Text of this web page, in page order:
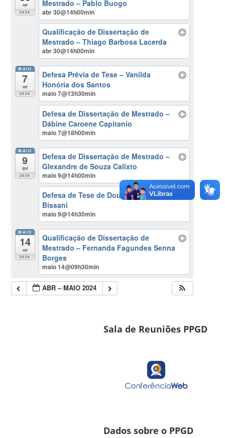
ter
2024
Mestrado – Pablo Buogo
abr 30@14h00min
Qualificação de Dissertação de
Mestrado – Thiago Barbosa Lacerda
abr 30@14h00min
MAIO
7
ter
2024
Defesa Prévia de Tese – Vanilda
Honória dos Santos
maio 7@13h30min
Defesa de Dissertação de Mestrado –
Dábine Caroene Capitanio
maio 7@18h00min
MAIO
9
qui
2024
Defesa de Dissertação de Mestrado –
Glexandre de Souza Calixto
maio 9@14h00min
Defesa de Tese de Doutorado – Karen
Bissani
maio 9@14h30min
MAIO
14
ter
2024
Qualificação de Dissertação de
Mestrado – Fernanda Fagundes Senna
Borges
maio 14@09h30min
ABR – MAIO 2024
Sala de Reuniões PPGD
Dados sobre o PPGD